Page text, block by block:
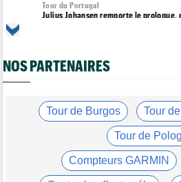
Tour du Portugal
Julius Johansen remporte le prologue,
Marlen Reusser : "C'était différent du
WorldTour
Tour de France Femmes
Vollering : "Reusser est la seule qui n'a
Tour de France
Geraint Thomas : "On est passé à côté
NOS PARTENAIRES
Tour de Burgos Tour
Tour de
Compteurs GARMIN